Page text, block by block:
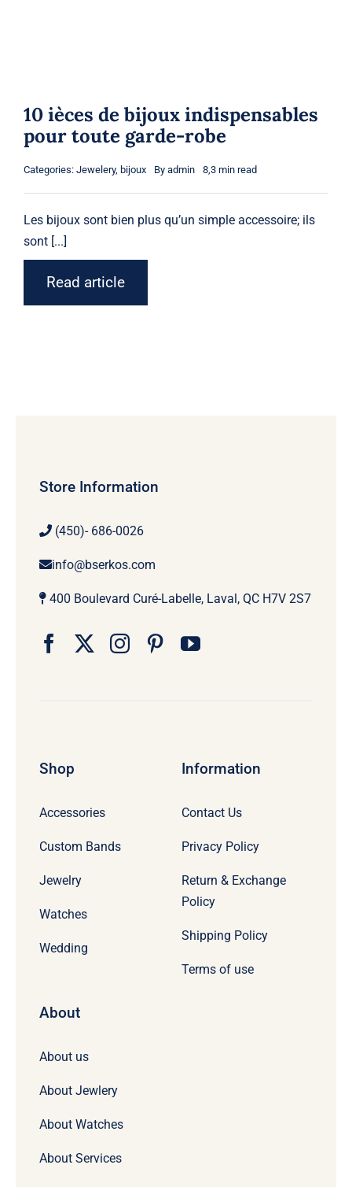
10 ièces de bijoux indispensables
pour toute garde-robe
Categories: Jewelery, bijoux By admin 8,3 min read
Les bijouxsont bien plus qu’un simple accessoire; ils
sont [...]
Read article
Shop
Accessories
Custom Bands
Jewelry
Watches
Wedding
Information
Contact Us
Privacy Policy
Return & Exchange
Policy
Shipping Policy
Terms of use
About
About us
About Jewlery
About Watches
About Services
Store Information
(450)- 686-0026
info@bserkos.com
400 Boulevard Curé-Labelle, Laval, QC H7V 2S7